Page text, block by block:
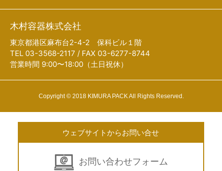
木村容器株式会社
東京都港区麻布台2-4-2 保科ビル１階
TEL 03-3568-2117 / FAX 03-6277-8744
営業時間 9:00〜18:00（土日祝休）
Copyright © 2018 KIMURA PACK All Rights Reserved.
ウェブサイトからお問い合せ
お問い合わせフォーム